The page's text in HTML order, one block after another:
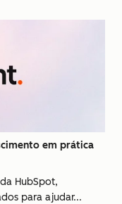
em prática
HubSpot,
para ajudar...